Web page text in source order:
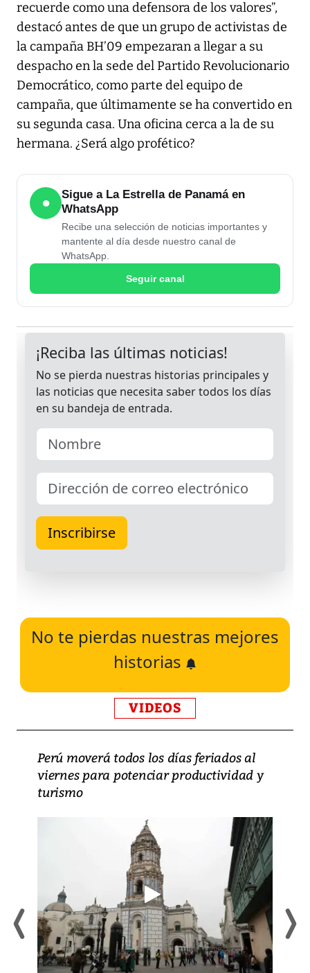
recuerde como una defensora de los valores”,
destacó antes de que un grupo de activistas de
la campaña BH’09 empezaran a llegar a su
despacho en la sede del Partido Revolucionario
Democrático, como parte del equipo de
campaña, que últimamente se ha convertido en
su segunda casa. Una oficina cerca a la de su
hermana. ¿Será algo profético?
●
Sigue a La Estrella de Panamá en
WhatsApp
Recibe una selección de noticias importantes y
mantente al día desde nuestro canal de
WhatsApp.
Seguir canal
No te pierdas nuestras mejores
historias
VIDEOS
Perú moverá todos los días feriados al
viernes para potenciar productividad y
turismo